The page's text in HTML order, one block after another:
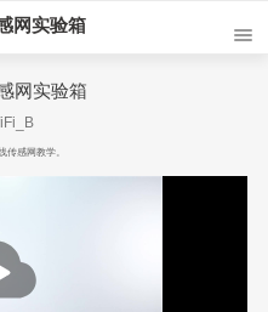
网实验箱
网实验箱
传感网教学。